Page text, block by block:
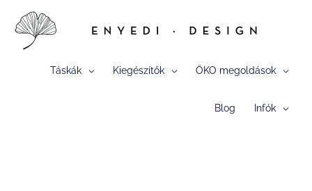
Táskák Kiegészítők ÖKO megoldások
Blog Infók